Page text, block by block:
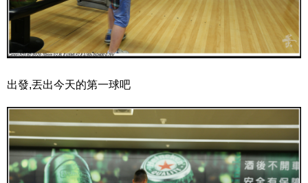
出發,丟出今天的第一球吧